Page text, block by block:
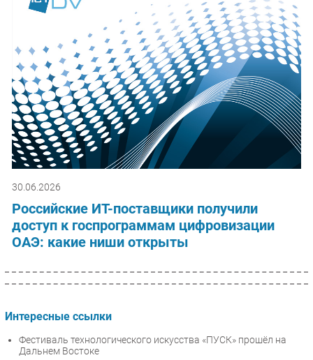
30.06.2026
Российские ИТ-поставщики получили
доступ к госпрограммам цифровизации
ОАЭ: какие ниши открыты
Интересные ссылки
Фестиваль технологического искусства «ПУСК» прошёл на
Дальнем Востоке